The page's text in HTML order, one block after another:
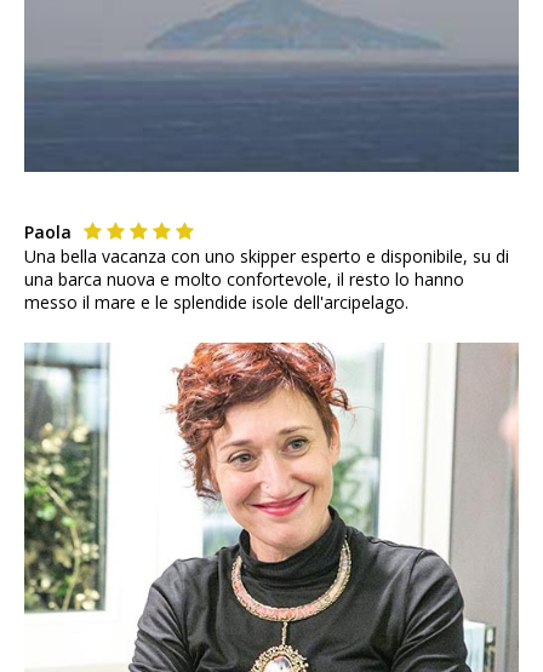
Paola
Una bella vacanza con uno skipper esperto e disponibile, su di
una barca nuova e molto confortevole, il resto lo hanno
messo il mare e le splendide isole dell'arcipelago.